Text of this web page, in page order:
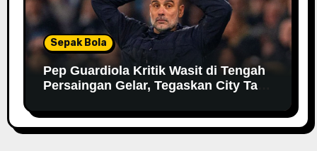
Sepak Bola
Pep Guardiola Kritik Wasit di Tengah
Persaingan Gelar, Tegaskan City Tak